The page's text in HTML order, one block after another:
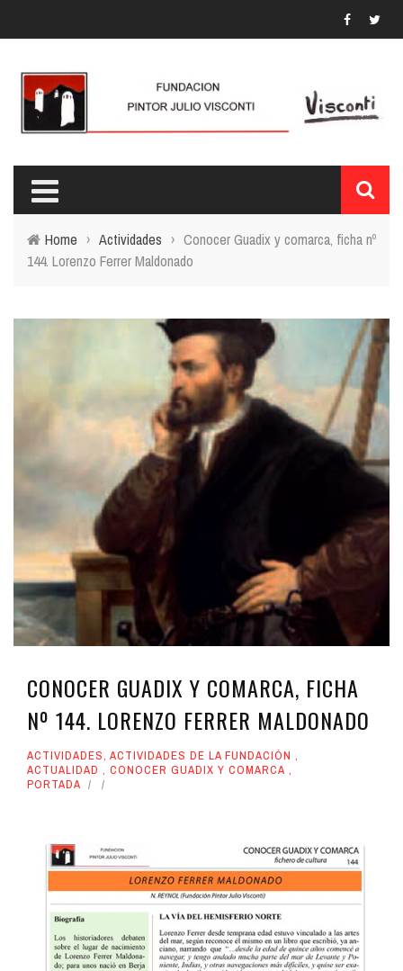
Home › Actividades › Conocer Guadix y comarca, ficha nº
144. Lorenzo Ferrer Maldonado
CONOCER GUADIX Y COMARCA, FICHA
Nº 144. LORENZO FERRER MALDONADO
ACTIVIDADES, ACTIVIDADES DE LA FUNDACIÓN ,
ACTUALIDAD , CONOCER GUADIX Y COMARCA ,
PORTADA